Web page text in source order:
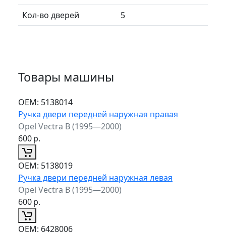
Кол-во дверей
5
Товары машины
ОЕМ: 5138014
Ручка двери передней наружная правая
Opel Vectra B (1995—2000)
600р.
ОЕМ: 5138019
Ручка двери передней наружная левая
Opel Vectra B (1995—2000)
600р.
ОЕМ: 6428006